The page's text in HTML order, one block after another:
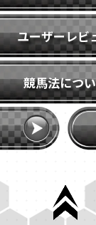
ユーザーレビ
競馬法につ